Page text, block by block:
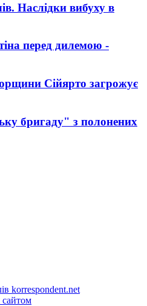
Наслідки вибуху в
перед дилемою -
Сійярто загрожує
бригаду" з полонених
korrespondent.net
сайтом